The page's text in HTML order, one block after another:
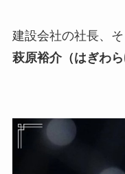
建設会社の社長、
萩原裕介（はぎわら